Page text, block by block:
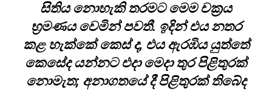
සිතිය නොහැකි තරමට මෙම චක්‍රය
භ්‍රමණය වෙමින් පවතී. ඉදින් එය නතර
කළ හැක්කේ කෙස් ද, එය ඇරඹිය යුත්තේ
කෙසේද යන්නට එදා මෙදා තුර පිළිතුරක්
නොමැත; අනාගතයේ දී පිළිතුරක් තිබේද